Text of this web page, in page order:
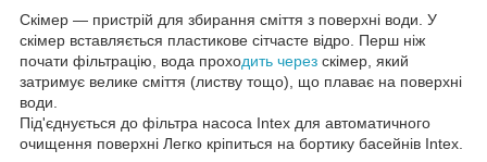
Скімер — пристрій для збирання сміття з поверхні води. У
скімер вставляється пластикове сітчасте відро. Перш ніж
почати фільтрацію, вода проходить через скімер, який
затримує велике сміття (листву тощо), що плаває на поверхні
води.
Під'єднується до фільтра насоса Intex для автоматичного
очищення поверхні Легко кріпиться на бортику басейнів Intex.